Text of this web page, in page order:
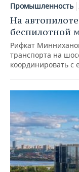
Промышленность
На
беспилотной
Рифкат
транспорта на
координировать